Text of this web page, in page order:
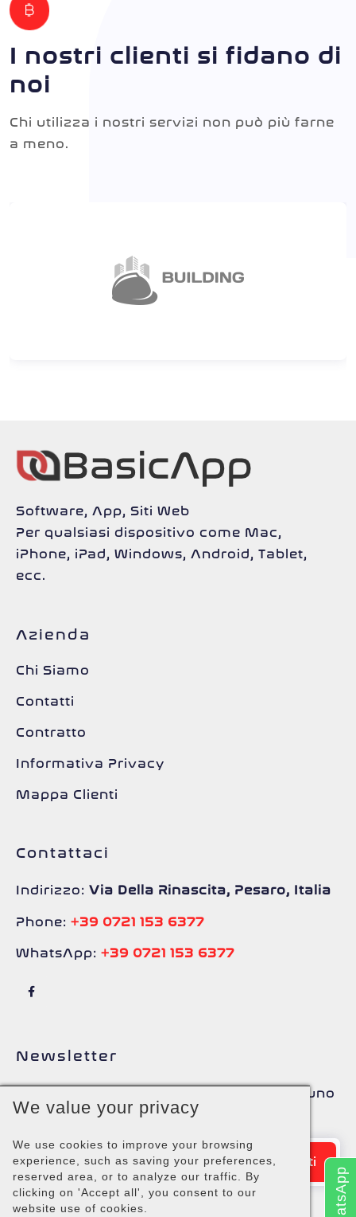
We value your privacy
We use cookies to improve your browsing
experience, such as saving your preferences,
reserved area, or to analyze our traffic. By
clicking on 'Accept all', you consent to our
website use of cookies.
I nostri clienti si fidano di
noi
Chi utilizza i nostri servizi non può più farne
a meno.
Software, App, Siti Web
Per qualsiasi dispositivo come Mac,
iPhone, iPad, Windows, Android, Tablet,
ecc.
Azienda
Chi Siamo
Contatti
Contratto
Informativa Privacy
Mappa Clienti
Contattaci
Indirizzo: Via Della Rinascita, Pesaro, Italia
Phone: +39 0721 153 6377
WhatsApp: +39 0721 153 6377
Newsletter
Iscriviti alla nostra Newsletter e ottieni uno
Sconto speciale.
WhatsApp